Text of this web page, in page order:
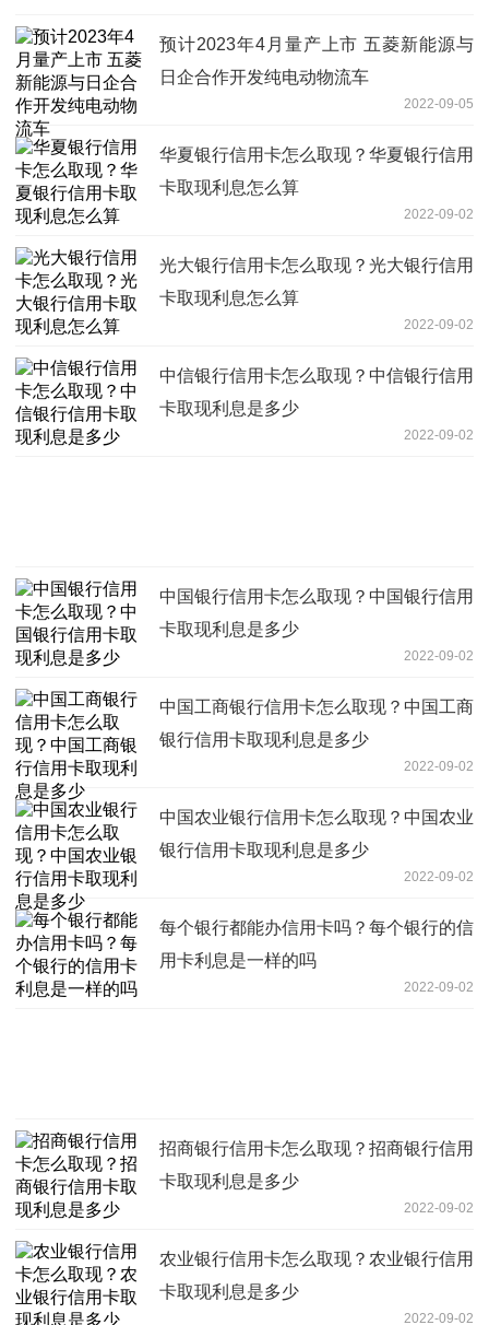
预计2023年4月量产上市 五菱新能源与
日企合作开发纯电动物流车
2022-09-05
华夏银行信用卡怎么取现？华夏银行信用
卡取现利息怎么算
2022-09-02
光大银行信用卡怎么取现？光大银行信用
卡取现利息怎么算
2022-09-02
中信银行信用卡怎么取现？中信银行信用
卡取现利息是多少
2022-09-02
中国银行信用卡怎么取现？中国银行信用
卡取现利息是多少
2022-09-02
中国工商银行信用卡怎么取现？中国工商
银行信用卡取现利息是多少
2022-09-02
中国农业银行信用卡怎么取现？中国农业
银行信用卡取现利息是多少
2022-09-02
每个银行都能办信用卡吗？每个银行的信
用卡利息是一样的吗
2022-09-02
招商银行信用卡怎么取现？招商银行信用
卡取现利息是多少
2022-09-02
农业银行信用卡怎么取现？农业银行信用
卡取现利息是多少
2022-09-02